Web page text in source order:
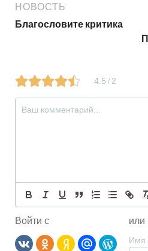
НОВОСТЬ
Благословите критика
4.5 / 2
Войти с или
Имя